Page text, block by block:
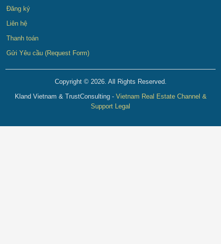
Đăng ký
Liên hệ
Thanh toán
Gửi Yêu cầu (Request Form)
Copyright © 2026. All Rights Reserved.
Kland Vietnam & TrustConsulting - Vietnam Real Estate Channel &
Support Legal